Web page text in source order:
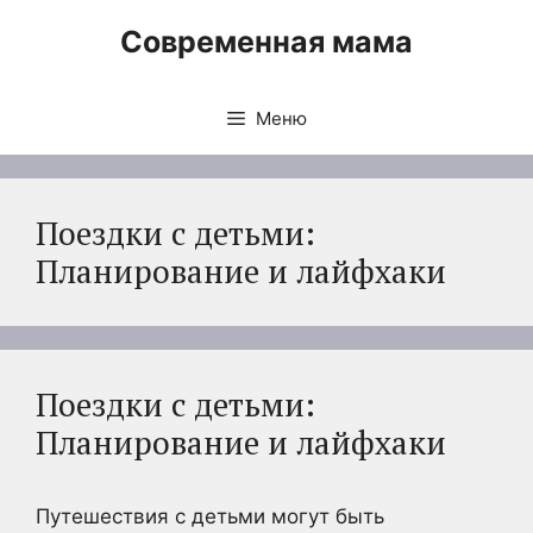
Современная мама
Меню
Поездки с детьми:
Планирование и лайфхаки
Поездки с детьми:
Планирование и лайфхаки
Путешествия с детьми могут быть